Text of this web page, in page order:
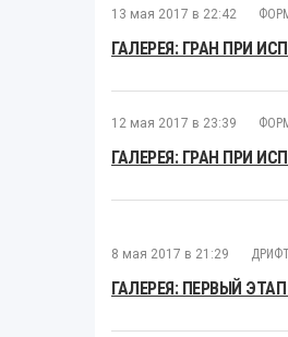
13 мая 2017 в 22:42
ГАЛЕРЕЯ: ГРАН ПРИ
12 мая 2017 в 23:39
ГАЛЕРЕЯ: ГРАН ПРИ
8 мая 2017 в 21:29 ДРИФТ
ГАЛЕРЕЯ: ПЕРВЫЙ ЭТАП